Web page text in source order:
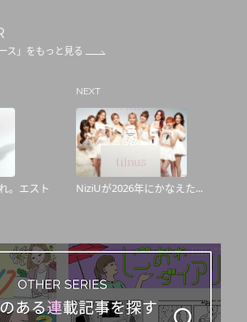
ス」をもっと見る
。エスト
NEXT
NiziUが2026年にかなえた...